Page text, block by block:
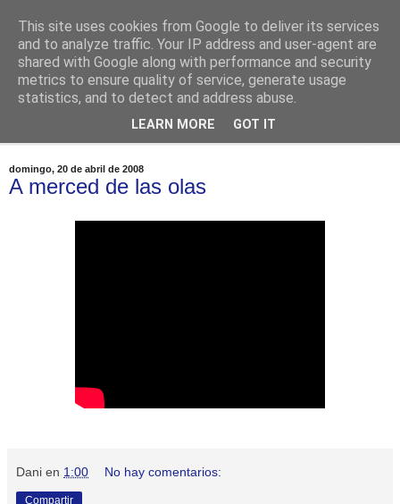
Dawolf
Blog, cine, fotografia, programación
domingo, 20 de abril de 2008
A merced de las olas
Dani en 1:00 No hay comentarios:
Compartir
This site uses cookies from Google to deliver its services
and to analyze traffic. Your IP address and user-agent are
shared with Google along with performance and security
metrics to ensure quality of service, generate usage
statistics, and to detect and address abuse.
LEARN MORE GOT IT